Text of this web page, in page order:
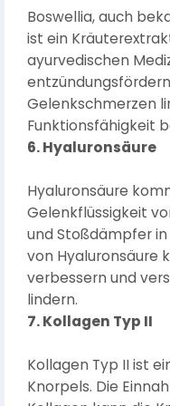
Boswellia, auch
ist ein
ayurvedischen
Gelenkschmerzen
Funktionsfähigkeit
6. Hyaluronsäure
Hyaluronsäure
Gelenkflüssigkeit
und Stoßdämpfer
von Hyaluronsäure
verbessern und
lindern.
7. Kollagen Typ II
Kollagen Typ II ist
Knorpels. Die